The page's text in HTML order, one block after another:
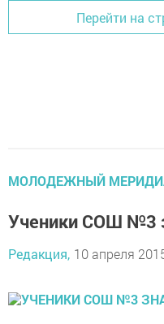
Перейти на
МОЛОДЕЖНЫЙ
Ученики СОШ №3
Редакция, 10 апреля